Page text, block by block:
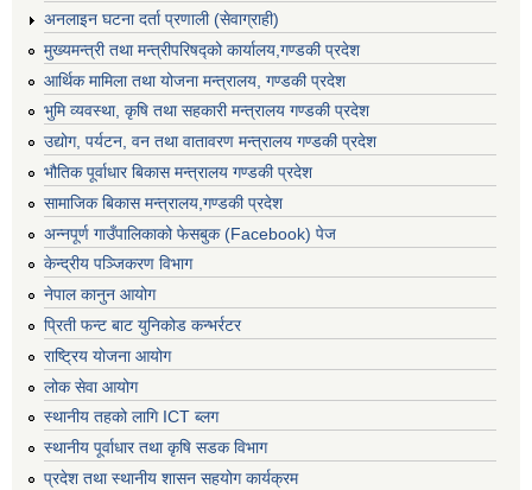
अनलाइन घटना दर्ता प्रणाली (सेवाग्राही)
मुख्यमन्त्री तथा मन्त्रीपरिषद्को कार्यालय,गण्डकी प्रदेश
आर्थिक मामिला तथा योजना मन्त्रालय, गण्डकी प्रदेश
भुमि व्यवस्था, कृषि तथा सहकारी मन्त्रालय गण्डकी प्रदेश
उद्योग, पर्यटन, वन तथा वातावरण मन्त्रालय गण्डकी प्रदेश
भौतिक पूर्वाधार बिकास मन्त्रालय गण्डकी प्रदेश
सामाजिक बिकास मन्त्रालय,गण्डकी प्रदेश
अन्नपूर्ण गाउँपालिकाको फेसबुक (Facebook) पेज
केन्द्रीय पञ्जिकरण विभाग
नेपाल कानुन आयोग
प्रिती फन्ट बाट युनिकोड कन्भर्रटर
राष्ट्रिय योजना आयोग
लोक सेवा आयोग
स्थानीय तहको लागि ICT ब्लग
स्थानीय पूर्वाधार तथा कृषि सडक विभाग
प्रदेश तथा स्थानीय शासन सहयोग कार्यक्रम